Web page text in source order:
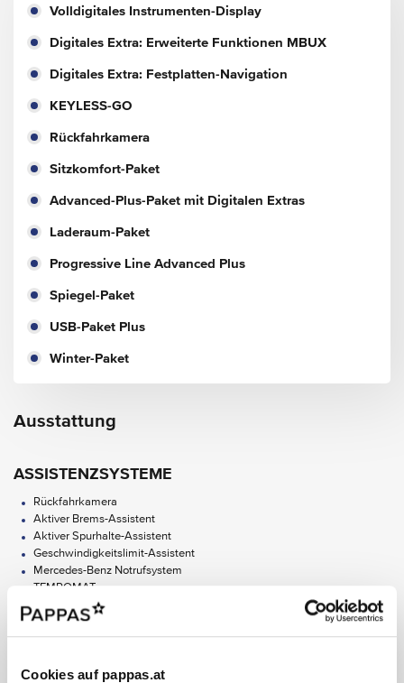
Cookies auf pappas.at
Volldigitales Instrumenten-Display
Digitales Extra: Erweiterte Funktionen MBUX
Digitales Extra: Festplatten-Navigation
KEYLESS-GO
Rückfahrkamera
Sitzkomfort-Paket
Advanced-Plus-Paket mit Digitalen Extras
Laderaum-Paket
Progressive Line Advanced Plus
Spiegel-Paket
USB-Paket Plus
Winter-Paket
Ausstattung
ASSISTENZSYSTEME
Rückfahrkamera
Aktiver Brems-Assistent
Aktiver Spurhalte-Assistent
Geschwindigkeitslimit-Assistent
Mercedes-Benz Notrufsystem
TEMPOMAT
Totwinkel-Assistent
Aktiver Park-Assistent mit PARKTRONIC
Park-Paket mit Rückfahrkamera
AUDIO & KOMMUNIKATION